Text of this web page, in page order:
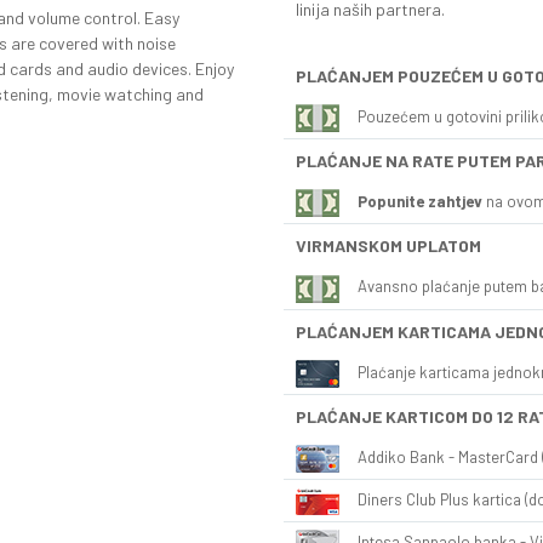
volume control. Easy
are covered with noise
and audio devices. Enjoy
movie watching and
linija naših partnera.
PLAĆANJEM POUZEĆEM U
Pouzećem u gotovini
PLAĆANJE NA RATE PUTEM
Popunite zahtjev na
VIRMANSKOM UPLATOM
Avansno plaćanje putem
PLAĆANJEM KARTICAMA
Plaćanje karticama
PLAĆANJE KARTICOM DO 12
Addiko Bank - MasterCard
Diners Club Plus kartica